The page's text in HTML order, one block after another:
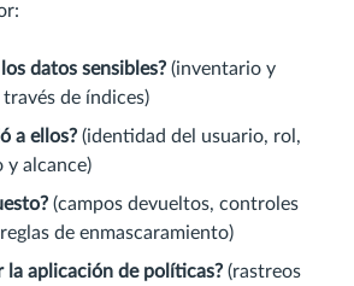
datos sensibles? (inventario y
de índices)
a ellos? (identidad del usuario, rol,
y alcance)
(campos devueltos, controles
de enmascaramiento)
la aplicación de políticas? (rastreos